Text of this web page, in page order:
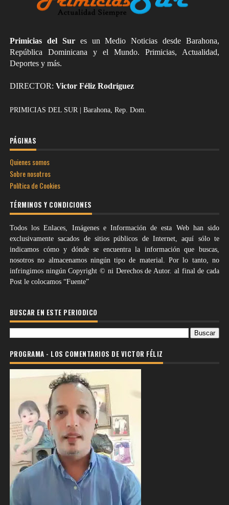
Primicias del Sures un Medio Noticias desde Barahona,
República Dominicana y el Mundo. Primicias, Actualidad,
Deportes y más.
DIRECTOR: Victor Féliz Rodríguez
PRIMICIAS DEL SUR | Barahona, Rep. Dom.
PÁGINAS
Quienes somos
Sobre nosotros
Política de Cookies
TÉRMINOS Y CONDICIONES
Todos los Enlaces, Imágenes e Información de esta Web han sido
exclusivamente sacados de sitios públicos de Internet, aquí sólo te
indicamos cómo y dónde se encuentra la información que buscas,
nosotros no almacenamos ningún tipo de material. Por lo tanto, no
infringimos ningún Copyright © ni Derechos de Autor. al final de cada
Post le colocamos “Fuente”
BUSCAR EN ESTE PERIODICO
PROGRAMA - LOS COMENTARIOS DE VICTOR FÉLIZ